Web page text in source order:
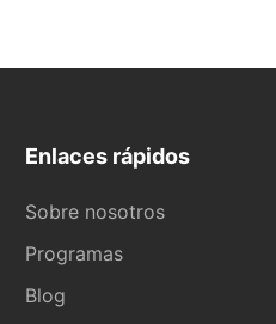
Enlaces rápidos
Sobre nosotros
Programas
Blog